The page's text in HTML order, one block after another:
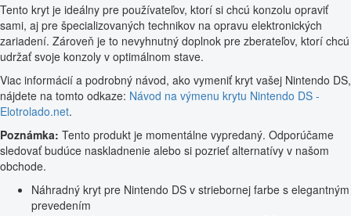
Tento kryt je ideálny pre používateľov, ktorí si chcú konzolu opraviť
sami, aj pre špecializovaných technikov na opravu elektronických
zariadení. Zároveň je to nevyhnutný doplnok pre zberateľov, ktorí chcú
udržať svoje konzoly v optimálnom stave.
Viac informácií a podrobný návod, ako vymeniť kryt vašej Nintendo DS,
nájdete na tomto odkaze: Návod na výmenu krytu Nintendo DS -
Elotrolado.net.
Poznámka: Tento produkt je momentálne vypredaný. Odporúčame
sledovať budúce naskladnenie alebo si pozrieť alternatívy v našom
obchode.
Náhradný kryt pre Nintendo DS v striebornej farbe s elegantným
prevedením